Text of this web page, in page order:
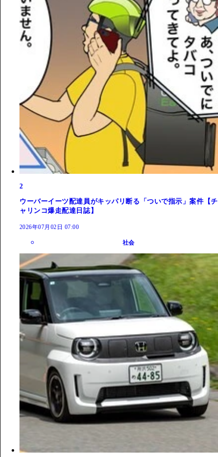
2
ウーバーイーツ配達員がキッパリ断る「ついで指示」案件【チ
ャリンコ爆走配達日誌】
2026年07月02日 07:00
社会